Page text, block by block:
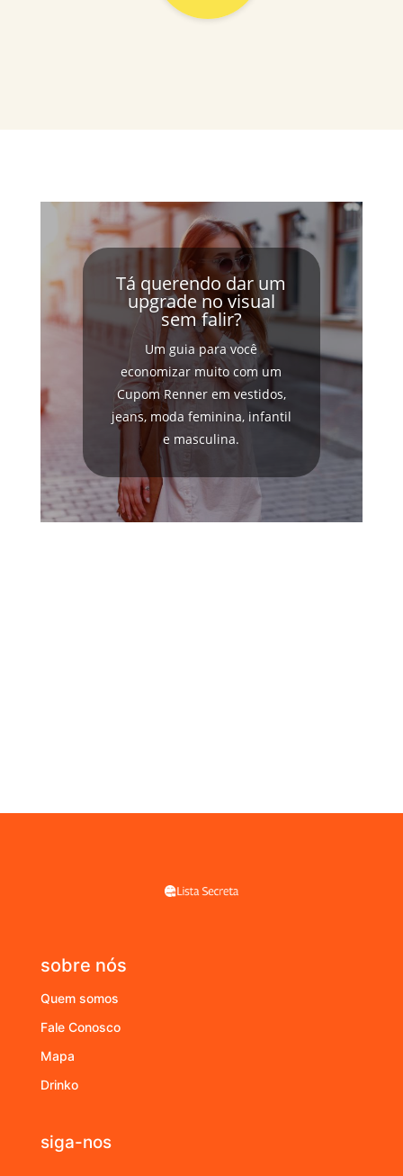
Tá querendo dar um
upgrade no visual
sem falir?
Um guia para você
economizar muito com um
Cupom Renner em vestidos,
jeans, moda feminina, infantil
e masculina.
sobre nós
Quem somos
Fale Conosco
Mapa
Drinko
siga-nos